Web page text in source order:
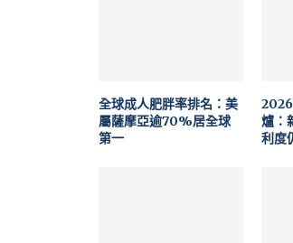
全球成人肥胖率排名：美
屬薩摩亞逾70%居全球
第一
爐：
利度